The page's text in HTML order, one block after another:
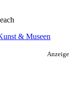
& Museen
Anzeige